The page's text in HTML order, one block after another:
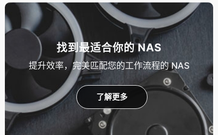
找到最适合你的 NAS
提升效率，完美匹配您的工作流程的 NAS
了解更多